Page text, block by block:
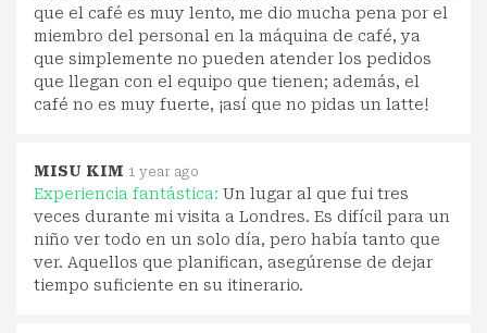
que el café es muy lento, me dio mucha pena por el
miembro del personal en la máquina de café, ya
que simplemente no pueden atender los pedidos
que llegan con el equipo que tienen; además, el
café no es muy fuerte, ¡así que no pidas un latte!
MISU KIM 1 year ago
Experiencia fantástica: Un lugar al que fui tres
veces durante mi visita a Londres. Es difícil para un
niño ver todo en un solo día, pero había tanto que
ver. Aquellos que planifican, asegúrense de dejar
tiempo suficiente en su itinerario.